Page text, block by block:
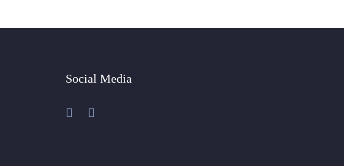
Social Media